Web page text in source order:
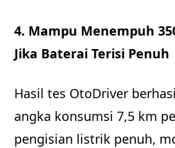
4. Mampu Menempuh
Jika Baterai Terisi Penuh
Hasil tes OtoDriver
angka konsumsi 7,5 km
pengisian listrik penuh,